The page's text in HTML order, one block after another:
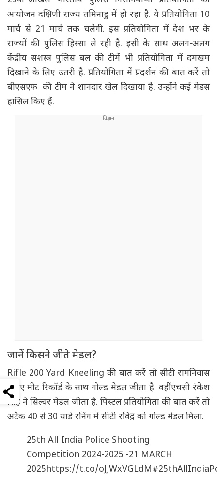
आयोजन दक्षिणी राज्य तमिनाडु में हो रहा है. ये प्रतियोगिता 10
मार्च से 21 मार्च तक चलेगी. इस प्रतियोगिता में देश भर के
राज्यों की पुलिस हिस्सा ले रही है. इसी के साथ अलग-अलग
केंद्रीय सशस्त्र पुलिस बल की टीमें भी प्रतियोगिता में दमखम
दिखाने के लिए उतरी है. प्रतियोगिता में प्रदर्शन की बात करें तो
बीएसएफ की टीम ने शानदार खेल दिखाया है. उन्होंने कई मेडस
हासिल किए हैं.
जानें किसने जीते मेडल?
Rifle 200 Yard Kneeling की बात करें तो सीटी रामनिवास
ने नए मीट रिकॉर्ड के साथ गोल्ड मेडल जीता है. वहीं एचसी रंकेश
सिंह ने सिल्वर मेडल जीता है. पिस्टल प्रतियोगिता की बात करें तो
अटैक 40 से 30 यार्ड रनिंग में सीटी रविंद्र को गोल्ड मेडल मिला.
25th All India Police Shooting
Competition 2024-2025 -21 MARCH
2025https://t.co/oJJWxVGLdM